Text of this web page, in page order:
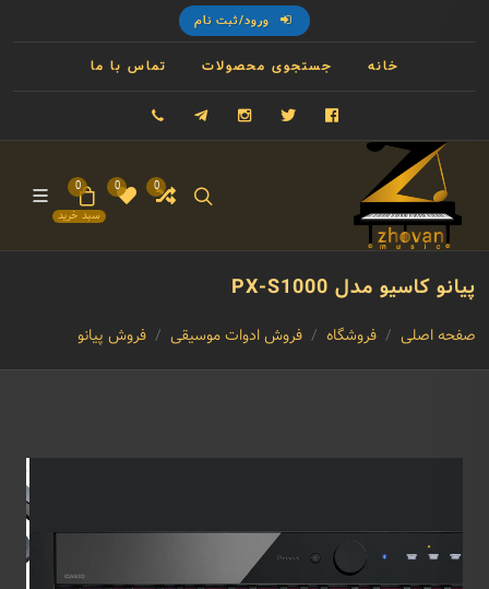
ورود/ثبت نام
خانه جستجوی محصولات تماس با ما
فیسبوک توییتر اینستاگرام تلگرام
0
0
سبد خرید
0
پیانو کاسیو مدل PX-S1000
صفحه اصلی فروشگاه فروش ادوات موسیقی فروش پیانو